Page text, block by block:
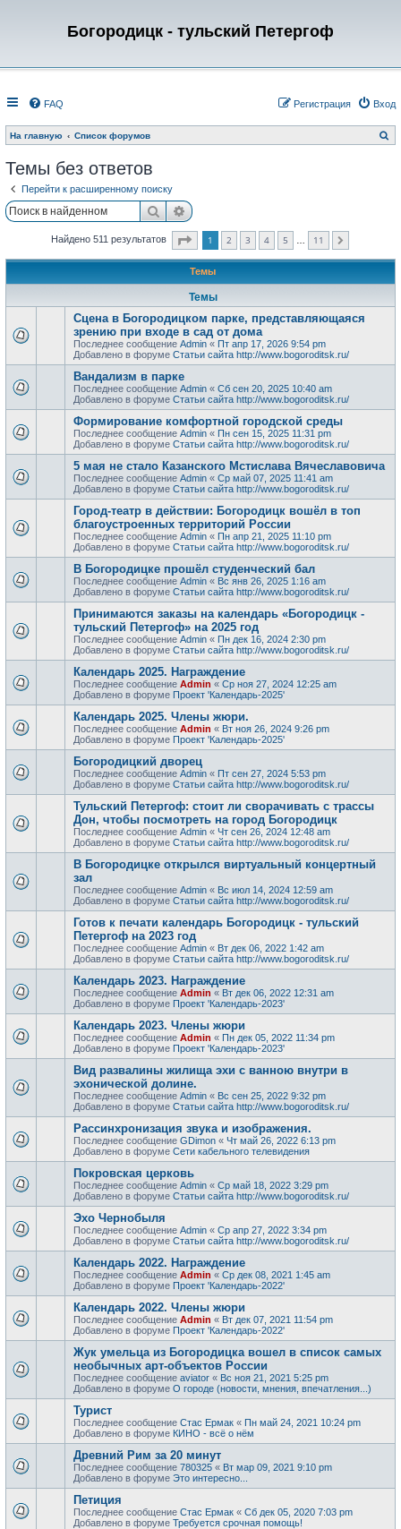
Богородицк - тульский Петергоф
FAQ Вход
Регистрация
На главную Список форумов
о
Темы без ответов
Перейти к расширенному поиску
ПоискРасширенный поиск
Найдено 511 результатов Страница из
1 2 3 4 5 11
Темы
Темы
Сцена в Богородицком парке, представляющаяся
зрению при входе в сад от дома
Последнее сообщение Admin « Пт апр 17, 2026 9:54 pm
Добавлено в форуме Статьи сайта http://www.bogoroditsk.ru/
Вандализм в парке
Последнее сообщение Admin « Сб сен 20, 2025 10:40 am
Добавлено в форуме Статьи сайта http://www.bogoroditsk.ru/
Формирование комфортной городской среды
Последнее сообщение Admin « Пн сен 15, 2025 11:31 pm
Добавлено в форуме Статьи сайта http://www.bogoroditsk.ru/
5 мая не стало Казанского Мстислава Вячеславовича
Последнее сообщение Admin « Ср май 07, 2025 11:41 am
Добавлено в форуме Статьи сайта http://www.bogoroditsk.ru/
Город-театр в действии: Богородицк вошёл в топ
благоустроенных территорий России
Последнее сообщение Admin « Пн апр 21, 2025 11:10 pm
Добавлено в форуме Статьи сайта http://www.bogoroditsk.ru/
В Богородицке прошёл студенческий бал
Последнее сообщение Admin « Вс янв 26, 2025 1:16 am
Добавлено в форуме Статьи сайта http://www.bogoroditsk.ru/
Принимаются заказы на календарь «Богородицк -
тульский Петергоф» на 2025 год
Последнее сообщение Admin « Пн дек 16, 2024 2:30 pm
Добавлено в форуме Статьи сайта http://www.bogoroditsk.ru/
Календарь 2025. Награждение
Последнее сообщение Admin « Ср ноя 27, 2024 12:25 am
Добавлено в форуме Проект 'Календарь-2025'
Календарь 2025. Члены жюри.
Последнее сообщение Admin « Вт ноя 26, 2024 9:26 pm
Добавлено в форуме Проект 'Календарь-2025'
Богородицкий дворец
Последнее сообщение Admin « Пт сен 27, 2024 5:53 pm
Добавлено в форуме Статьи сайта http://www.bogoroditsk.ru/
Тульский Петергоф: стоит ли сворачивать с трассы
Дон, чтобы посмотреть на город Богородицк
Последнее сообщение Admin « Чт сен 26, 2024 12:48 am
Добавлено в форуме Статьи сайта http://www.bogoroditsk.ru/
В Богородицке открылся виртуальный концертный
зал
Последнее сообщение Admin « Вс июл 14, 2024 12:59 am
Добавлено в форуме Статьи сайта http://www.bogoroditsk.ru/
Готов к печати календарь Богородицк - тульский
Петергоф на 2023 год
Последнее сообщение Admin « Вт дек 06, 2022 1:42 am
Добавлено в форуме Статьи сайта http://www.bogoroditsk.ru/
Календарь 2023. Награждение
Последнее сообщение Admin « Вт дек 06, 2022 12:31 am
Добавлено в форуме Проект 'Календарь-2023'
Календарь 2023. Члены жюри
Последнее сообщение Admin « Пн дек 05, 2022 11:34 pm
Добавлено в форуме Проект 'Календарь-2023'
Вид развалины жилища эхи с ванною внутри в
эхонической долине.
Последнее сообщение Admin « Вс сен 25, 2022 9:32 pm
Добавлено в форуме Статьи сайта http://www.bogoroditsk.ru/
Рассинхронизация звука и изображения.
Последнее сообщение GDimon « Чт май 26, 2022 6:13 pm
Добавлено в форуме Сети кабельного телевидения
Покровская церковь
Последнее сообщение Admin « Ср май 18, 2022 3:29 pm
Добавлено в форуме Статьи сайта http://www.bogoroditsk.ru/
Эхо Чернобыля
Последнее сообщение Admin « Ср апр 27, 2022 3:34 pm
Добавлено в форуме Статьи сайта http://www.bogoroditsk.ru/
Календарь 2022. Награждение
Последнее сообщение Admin « Ср дек 08, 2021 1:45 am
Добавлено в форуме Проект 'Календарь-2022'
Календарь 2022. Члены жюри
Последнее сообщение Admin « Вт дек 07, 2021 11:54 pm
Добавлено в форуме Проект 'Календарь-2022'
Жук умельца из Богородицка вошел в список самых
необычных арт-объектов России
Последнее сообщение aviator « Вс ноя 21, 2021 5:25 pm
Добавлено в форуме О городе (новости, мнения, впечатления...)
Турист
Последнее сообщение Стас Ермак « Пн май 24, 2021 10:24 pm
Добавлено в форуме КИНО - всё о нём
Древний Рим за 20 минут
Последнее сообщение 780325 « Вт мар 09, 2021 9:10 pm
Добавлено в форуме Это интересно...
Петиция
Последнее сообщение Стас Ермак « Сб дек 05, 2020 7:03 pm
Добавлено в форуме Требуется срочная помощь!